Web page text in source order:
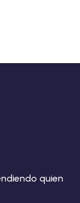
quien